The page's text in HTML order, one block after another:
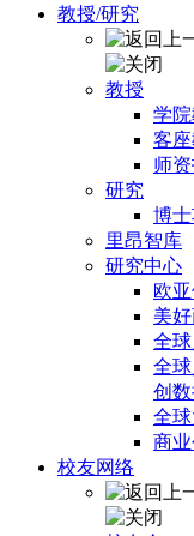
教授/研究
教授
学
客
师
研究
博士
里昂智库
研究中心
欧
美
全
全
创数
全
商
校友网络